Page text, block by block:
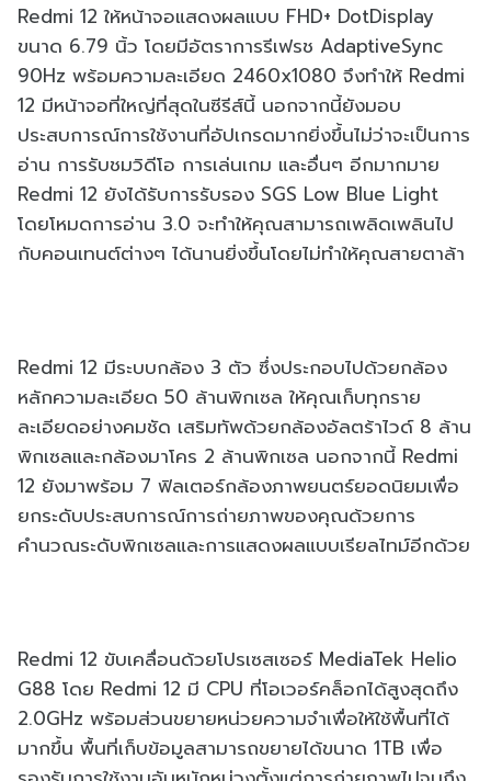
Redmi 12 ให้หน้าจอแสดงผลแบบ FHD+ DotDisplay
ขนาด 6.79 นิ้ว โดยมีอัตราการรีเฟรช AdaptiveSync
90Hz พร้อมความละเอียด 2460x1080 จึงทำให้ Redmi
12 มีหน้าจอที่ใหญ่ที่สุดในซีรีส์นี้ นอกจากนี้ยังมอบ
ประสบการณ์การใช้งานที่อัปเกรดมากยิ่งขึ้นไม่ว่าจะเป็นการ
อ่าน การรับชมวิดีโอ การเล่นเกม และอื่นๆ อีกมากมาย
Redmi 12 ยังได้รับการรับรอง SGS Low Blue Light
โดยโหมดการอ่าน 3.0 จะทำให้คุณสามารถเพลิดเพลินไป
กับคอนเทนต์ต่างๆ ได้นานยิ่งขึ้นโดยไม่ทำให้คุณสายตาล้า
Redmi 12 มีระบบกล้อง 3 ตัว ซึ่งประกอบไปด้วยกล้อง
หลักความละเอียด 50 ล้านพิกเซล ให้คุณเก็บทุกราย
ละเอียดอย่างคมชัด เสริมทัพด้วยกล้องอัลตร้าไวด์ 8 ล้าน
พิกเซลและกล้องมาโคร 2 ล้านพิกเซล นอกจากนี้ Redmi
12 ยังมาพร้อม 7 ฟิลเตอร์กล้องภาพยนตร์ยอดนิยมเพื่อ
ยกระดับประสบการณ์การถ่ายภาพของคุณด้วยการ
คำนวณระดับพิกเซลและการแสดงผลแบบเรียลไทม์อีกด้วย
Redmi 12 ขับเคลื่อนด้วยโปรเซสเซอร์ MediaTek Helio
G88 โดย Redmi 12 มี CPU ที่โอเวอร์คล็อกได้สูงสุดถึง
2.0GHz พร้อมส่วนขยายหน่วยความจำเพื่อให้ใช้พื้นที่ได้
มากขึ้น พื้นที่เก็บข้อมูลสามารถขยายได้ขนาด 1TB เพื่อ